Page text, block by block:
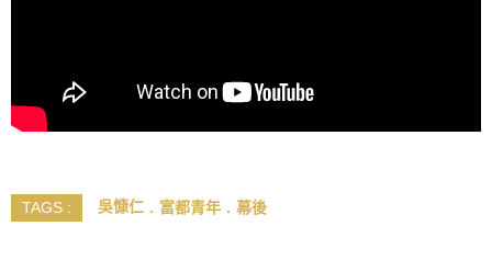
TAGS : 吳慷仁 富都青年 幕後